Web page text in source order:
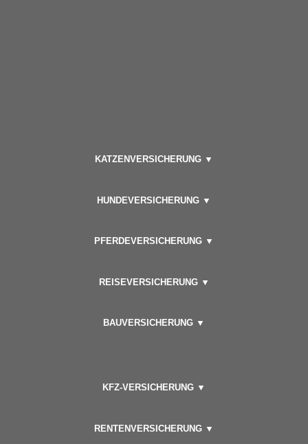
KATZENVERSICHERUNG ▼
HUNDEVERSICHERUNG ▼
PFERDEVERSICHERUNG ▼
REISEVERSICHERUNG ▼
BAUVERSICHERUNG ▼
KFZ-VERSICHERUNG ▼
RENTENVERSICHERUNG ▼